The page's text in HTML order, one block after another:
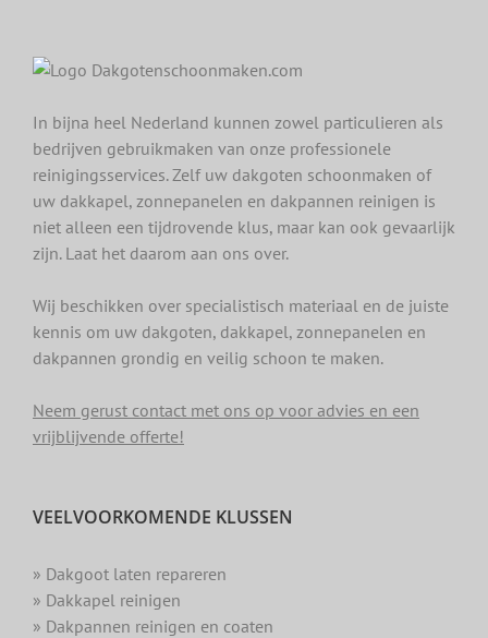
In bijna heel Nederland kunnen zowel particulieren als
bedrijven gebruikmaken van onze professionele
reinigingsservices. Zelf uw dakgoten schoonmaken of
uw dakkapel, zonnepanelen en dakpannen reinigen is
niet alleen een tijdrovende klus, maar kan ook gevaarlijk
zijn. Laat het daarom aan ons over.
Wij beschikken over specialistisch materiaal en de juiste
kennis om uw dakgoten, dakkapel, zonnepanelen en
dakpannen grondig en veilig schoon te maken.
Neem gerust contact met ons op voor advies en een
vrijblijvende offerte!
VEELVOORKOMENDE KLUSSEN
» Dakgoot laten repareren
» Dakkapel reinigen
» Dakpannen reinigen en coaten